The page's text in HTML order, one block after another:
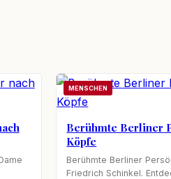
MENSCHEN
Berühmte Berliner
Köpfe
Berühmte Berliner
Friedrich Schinkel.